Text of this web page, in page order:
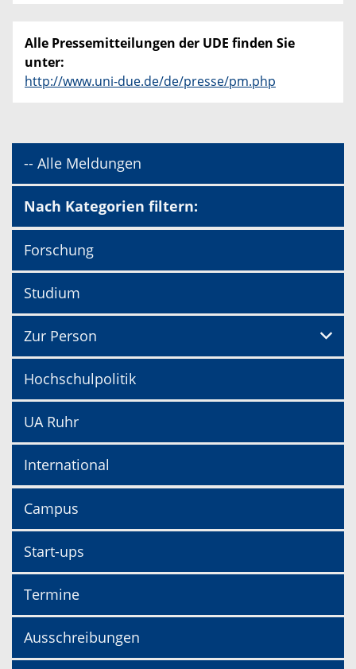
Alle Pressemitteilungen der UDE finden Sie
unter:
http://www.uni-due.de/de/presse/pm.php
-- Alle Meldungen
Nach Kategorien filtern:
Forschung
Studium
Zur Person
Hochschulpolitik
UA Ruhr
International
Campus
Start-ups
Termine
Ausschreibungen